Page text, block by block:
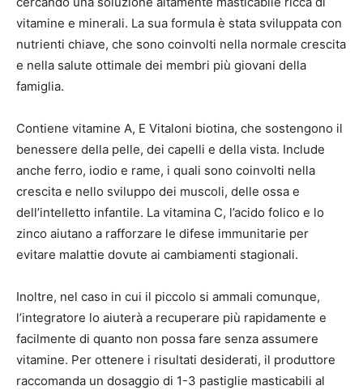
vitamine e minerali. La sua formula è stata sviluppata con
nutrienti chiave, che sono coinvolti nella normale crescita
e nella salute ottimale dei membri più giovani della
famiglia.
Contiene vitamine A, E Vitaloni biotina, che sostengono il
benessere della pelle, dei capelli e della vista. Include
anche ferro, iodio e rame, i quali sono coinvolti nella
crescita e nello sviluppo dei muscoli, delle ossa e
dell’intelletto infantile. La vitamina C, l’acido folico e lo
zinco aiutano a rafforzare le difese immunitarie per
evitare malattie dovute ai cambiamenti stagionali.
Inoltre, nel caso in cui il piccolo si ammali comunque,
l’integratore lo aiuterà a recuperare più rapidamente e
facilmente di quanto non possa fare senza assumere
vitamine. Per ottenere i risultati desiderati, il produttore
raccomanda un dosaggio di 1-3 pastiglie masticabili al